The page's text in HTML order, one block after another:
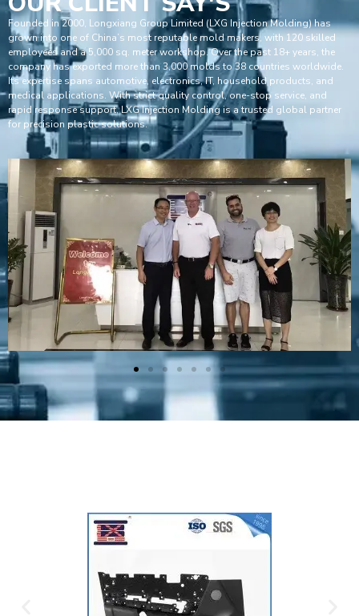
Founded in 2000, Longxiang Group Limited (LXG Injection Molding) has
grown into one of China’s most reputable mold makers, with 120 skilled
employees and a 5,000 sq. meter workshop. Over the past 18+ years, the
company has exported more than 3,000 molds to 38 countries worldwide.
Its expertise spans automotive, electronics, IT, household products, and
medical applications. With strict quality control, one-stop service, and
rapid response support, LXG Injection Molding is a trusted global partner
for precision plastic solutions.